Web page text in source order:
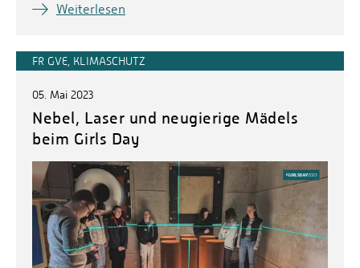
Weiterlesen
FR GVE, KLIMASCHUTZ
05. Mai 2023
Nebel, Laser und neugierige Mädels
beim Girls Day